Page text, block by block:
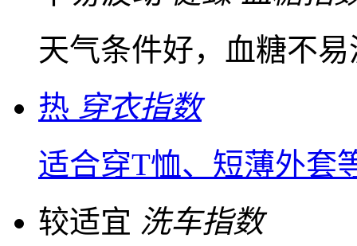
天气条件好，血糖不
热 穿衣指数
适合穿T恤、短薄外套
较适宜 洗车指数